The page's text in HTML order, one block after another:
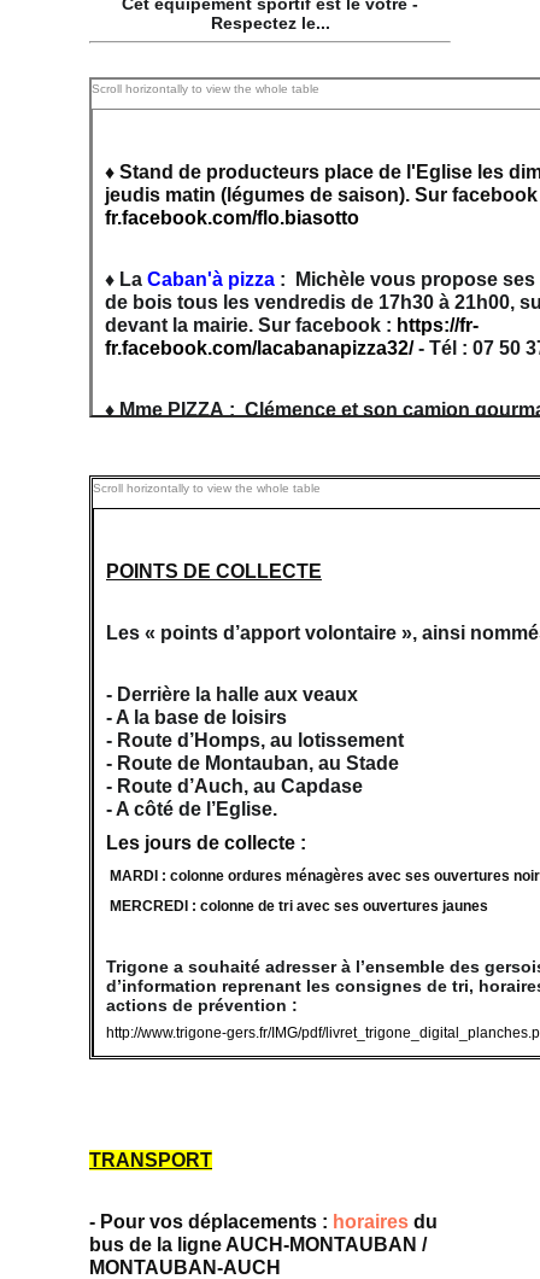
Respectez le...
♦ Stand de producteurs place de l'Eglise les
jeudis matin (légumes de saison). Sur
fr.facebook.com/flo.biasotto
♦ La Caban'à pizza : Michèle vous propose ses
de bois tous les vendredis de 17h30 à 21h00,
devant la mairie. Sur facebook : https://fr-
fr.facebook.com/lacabanapizza32/- Tél : 07
♦ Mme PIZZA : Clémence et son camion
:https://www.facebook.com/
: 07 61 66 60 64
POINTS DE COLLECTE
Les « points d’apport volontaire », ainsi
- Derrière la halle aux veaux
- A la base de loisirs
- Route d’Homps, au lotissement
- Route de Montauban, au Stade
- Route d’Auch, au Capdase
- A côté de l’Eglise.
Les jours de collecte :
MARDI : colonne ordures ménagères avec ses ouvertures
MERCREDI : colonne de tri avec ses ouvertures jaunes
Trigone a souhaité adresser à l’ensemble des
d’information reprenant les consignes de tri,
actions de prévention :
http://www.trigone-gers.fr/IMG/pdf/
TRANSPORT
- Pour vos déplacements : horaires du
bus de la ligne AUCH-MONTAUBAN /
MONTAUBAN-AUCH